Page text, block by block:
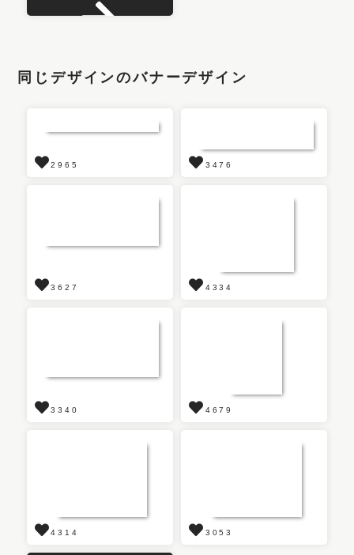
同じデザインのバナーデザイン
2965 3476
3627 4334
3340 4679
4314 3053